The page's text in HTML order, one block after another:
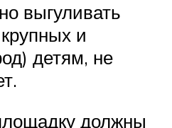
выгуливать
и
детям, не
должны